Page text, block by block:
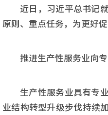
近日，习近平总书记
原则、重点任务，为更好
推进生产性服务业向
生产性服务业具有专
业结构转型升级步伐持续